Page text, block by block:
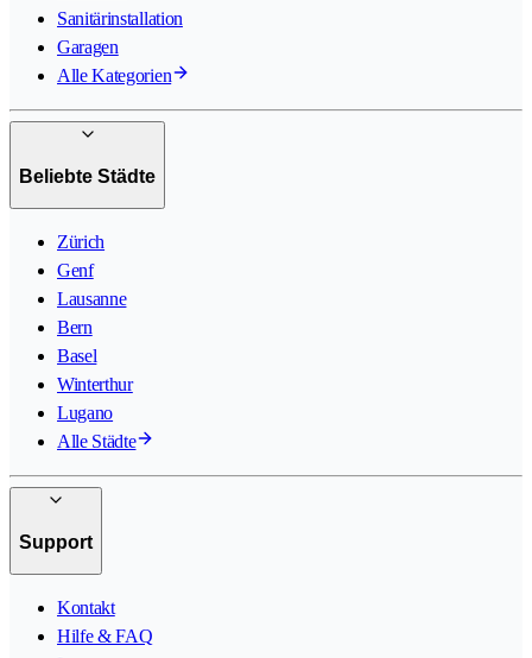
Sanitärinstallation
Garagen
Alle Kategorien
Beliebte Städte
Zürich
Genf
Lausanne
Bern
Basel
Winterthur
Lugano
Alle Städte
Support
Kontakt
Hilfe & FAQ